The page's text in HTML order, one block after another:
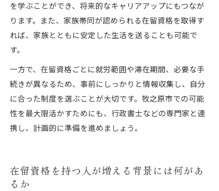
を学ぶことができ、将来的なキャリアアップにもつなが
ります。また、家族帯同が認められる在留資格を取得す
れば、家族とともに安定した生活を送ることも可能で
す。
一方で、在留資格ごとに就労範囲や滞在期間、必要な手
続きが異なるため、事前にしっかりと情報収集し、自分
に合った制度を選ぶことが大切です。牧之原市での可能
性を最大限活かすためにも、行政書士などの専門家と連
携し、計画的に準備を進めましょう。
在留資格を持つ人が増える背景には何があ
るか